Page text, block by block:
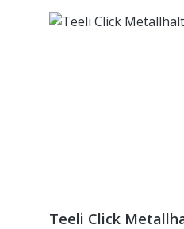
Teeli Click